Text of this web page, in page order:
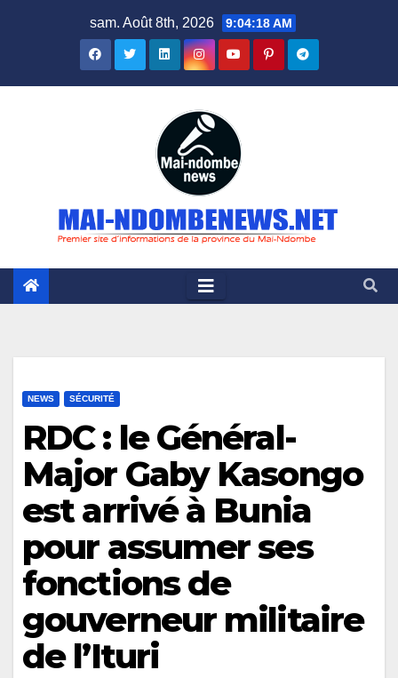
sam. Août 8th, 2026 9:04:19 AM
NEWS SÉCURITÉ
RDC : le Général-
Major Gaby Kasongo
est arrivé à Bunia
pour assumer ses
fonctions de
gouverneur militaire
de l’Ituri